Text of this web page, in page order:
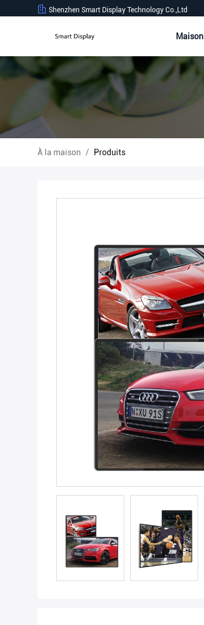
Shenzhen Smart Display Technology Co.,Ltd
Maison
À la maison / Produits